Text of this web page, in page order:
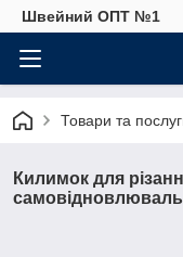
Швейний ОПТ №1
Товари та
Килимок для